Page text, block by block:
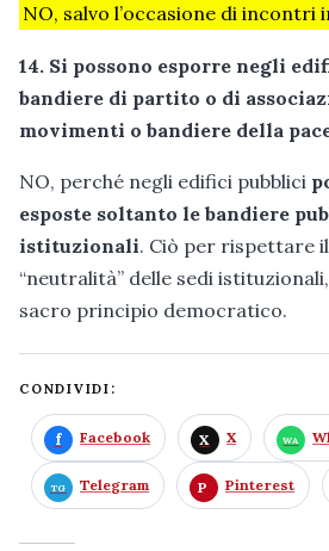
NO, salvo l’occasione di incontri
14. Si possono esporre negli
bandiere di partito o di
movimenti o bandiere della
NO, perché negli edifici pubblici
esposte soltanto le bandiere
istituzionali. Ciò per rispettare
“neutralità” delle sedi
sacro principio democratico.
CONDIVIDI:
Facebook X
Telegram Pinterest